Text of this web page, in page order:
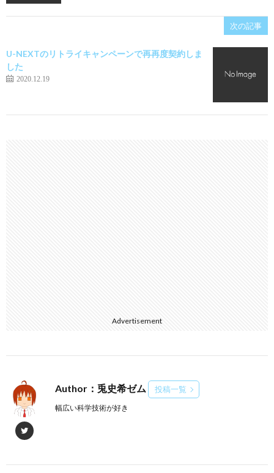
次の記事
U-NEXTのリトライキャンペーンで再再度契約しま
した
2020.12.19
Advertisement
Author：兎史希ゼム 投稿一覧
幅広い科学技術が好き